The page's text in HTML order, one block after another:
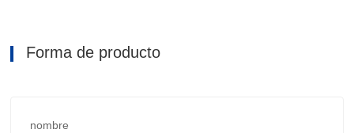
Forma de producto
nombre